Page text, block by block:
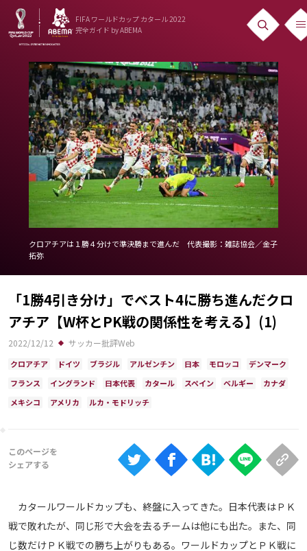
FIFA ワールドカップ カタール 2022
完全ガイド by ABEMA
ニュース
News
出場国
Teams
日本代表
Team Japan
日程・結果
Schedule
ランキング
Ranking
大会について
About
iOS Apps
Web
クロアチアは１勝４分けで準決勝まで進んだ 代表撮影：雑誌協会／金子
拓弥
「1勝4引き分け」でベスト4に勝ち進んだクロ
アチア【W杯とPK戦の関係性を考える】(1)
2022/12/12 サッカー批評Web
クロアチア ドイツ ブラジル アルゼンチン 日本 モロッコ
デンマーク
フランス
イングランド 日本代表 カタール スペイン ベルギー
カナダ
メキシコ
アメリカ ルカ・モドリッチ
カタールワールドカップも、終盤に入ってきた。日本代表はＰＫ
戦で敗れたが、同じ形で大会を去るチームは他にも出た。また、同
じ数だけＰＫ戦での勝ち上がりもある。ワールドカップとＰＫ戦に